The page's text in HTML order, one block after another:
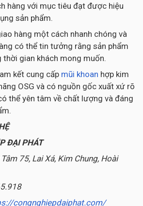
hàng với mục tiêu đạt được hiệu
sản phẩm.
hàng một cách nhanh chóng và
có thể tin tưởng rằng sản phẩm
gian khách mong muốn.
kết cung cấp mũi khoan hợp kim
OSG và có nguồn gốc xuất xứ rõ
thể yên tâm về chất lượng và đáng
ĐẠI PHÁT
75, Lai Xá, Kim Chung, Hoài
congnghiepdaiphat.com/